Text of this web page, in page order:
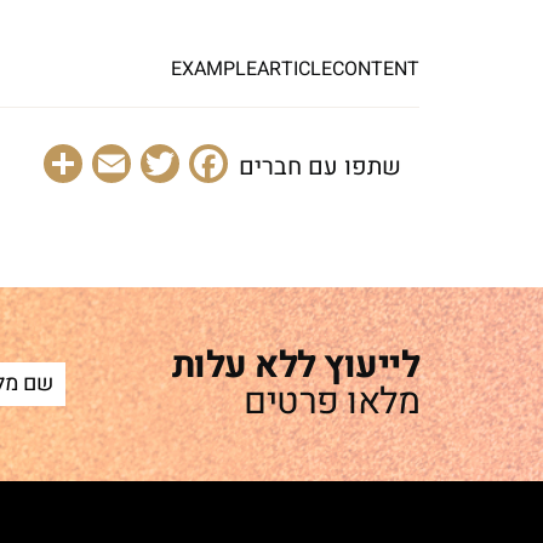
EXAMPLEARTICLECONTENT
שתפו עם חברים Facebook
Twitter
לייעוץ ללא עלות
מלאו פרטים